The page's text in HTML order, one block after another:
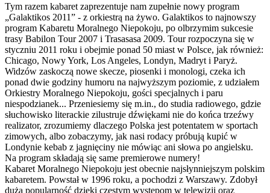
Tym razem kabaret zaprezentuje nam zupełnie nowy program
„Galaktikos 2011” - z orkiestrą na żywo. Galaktikos to najnowszy
program Kabaretu Moralnego Niepokoju, po olbrzymim sukcesie
trasy Babilon Tour 2007 i Trasasasa 2009. Tour rozpoczyna się w
styczniu 2011 roku i obejmie ponad 50 miast w Polsce, jak również:
Chicago, Nowy York, Los Angeles, Londyn, Madryt i Paryż.
Widzów zaskoczą nowe skecze, piosenki i monologi, czeka ich
ponad dwie godziny humoru na najwyższym poziomie, z udziałem
Orkiestry Moralnego Niepokoju, gości specjalnych i paru
niespodzianek... Przeniesiemy się m.in., do studia radiowego, gdzie
słuchowisko literackie zilustruje dźwiękami nie do końca trzeźwy
realizator, zrozumiemy dlaczego Polska jest potentatem w sportach
zimowych, albo zobaczymy, jak nasi rodacy próbują kupić w
Londynie kebab z jagnięciny nie mówiąc ani słowa po angielsku.
Na program składają się same premierowe numery!
Kabaret Moralnego Niepokoju jest obecnie najsłynniejszym polskim
kabaretem. Powstał w 1996 roku, a pochodzi z Warszawy. Zdobył
dużą popularność dzięki częstym występom w telewizji oraz